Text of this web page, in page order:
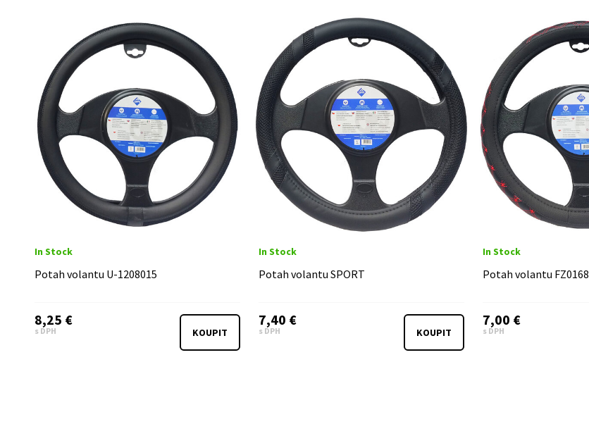
In Stock
Potah volantu U-1208015
8,25 €
s DPH KOUPIT
In Stock
Potah volantu SPORT
7,40 €
s DPH KOUPIT
In Stock
Potah volantu FZ0168
7,00 €
s DPH